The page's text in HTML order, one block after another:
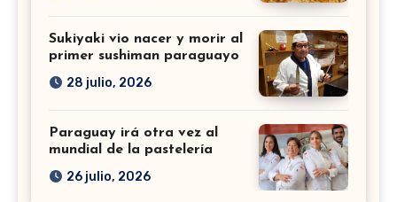
Sukiyaki vio nacer y morir al
primer sushiman paraguayo
28 julio, 2026
Paraguay irá otra vez al
mundial de la pastelería
26 julio, 2026